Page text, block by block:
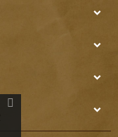



